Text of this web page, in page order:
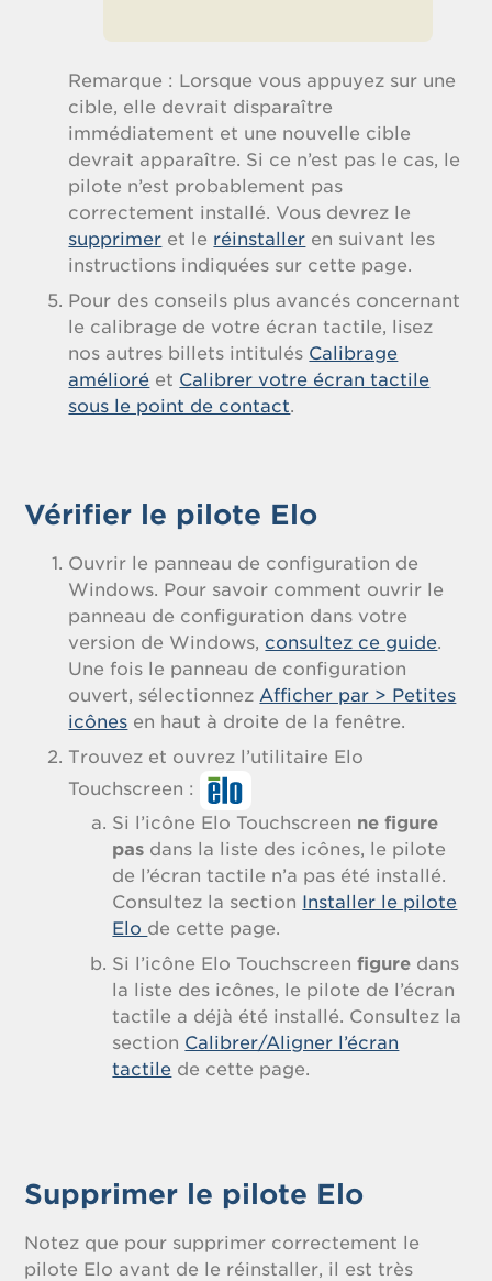
Remarque : Lorsque vous appuyez sur une
cible, elle devrait disparaître
immédiatement et une nouvelle cible
devrait apparaître. Si ce n’est pas le cas, le
pilote n’est probablement pas
correctement installé. Vous devrez le
supprimer et le réinstaller en suivant les
instructions indiquées sur cette page.
Pour des conseils plus avancés concernant
le calibrage de votre écran tactile, lisez
nos autres billets intitulés Calibrage
amélioré et Calibrer votre écran tactile
sous le point de contact.
Vérifier le pilote Elo
Ouvrir le panneau de configuration de
Windows. Pour savoir comment ouvrir le
panneau de configuration dans votre
version de Windows, consultez ce guide.
Une fois le panneau de configuration
ouvert, sélectionnezAfficher par > Petites
icônes en haut à droite de la fenêtre.
Trouvez et ouvrez l’utilitaire Elo
Touchscreen :
Si l’icône Elo Touchscreen ne figure
pas dans la liste des icônes, le pilote
de l’écran tactile n’a pas été installé.
Consultez la section Installer le pilote
Elo de cette page.
Si l’icône Elo Touchscreenfigure dans
la liste des icônes, le pilote de l’écran
tactile a déjà été installé. Consultez la
section Calibrer/Aligner l’écran
tactile de cette page.
Supprimer le pilote Elo
Notez que pour supprimer correctement le
pilote Elo avant de le réinstaller, il est très